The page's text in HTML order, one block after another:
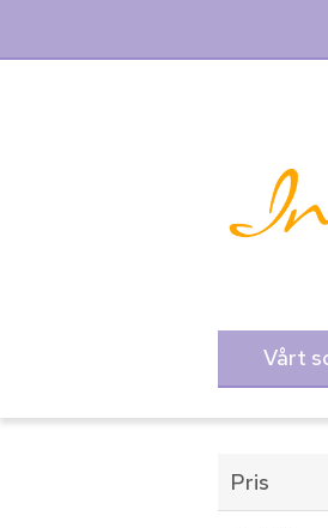
Vårt
Pris